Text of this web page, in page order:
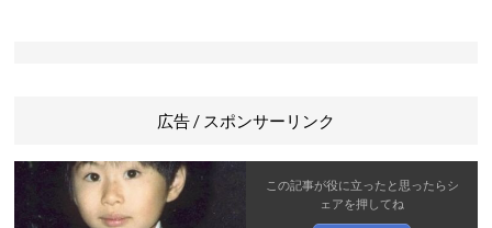
広告 / スポンサーリンク
この記事が役に立ったと思ったら シ
ェアを押してね